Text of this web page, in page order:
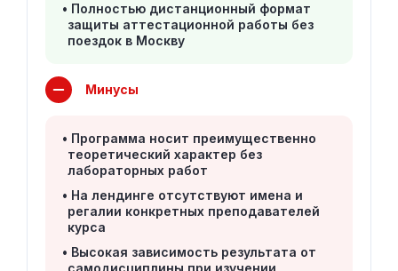
Полностью дистанционный формат
защиты аттестационной работы без
поездок в Москву
Минусы
Программа носит преимущественно
теоретический характер без
лабораторных работ
На лендинге отсутствуют имена и
регалии конкретных преподавателей
курса
Высокая зависимость результата от